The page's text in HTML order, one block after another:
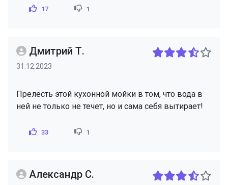
17 1
Дмитрий Т.
31.12.2023
Прелесть этой кухонной мойки в том, что вода в
ней не только не течет, но и сама себя вытирает!
33 1
Александр С.